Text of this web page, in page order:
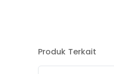
Produk Terkait